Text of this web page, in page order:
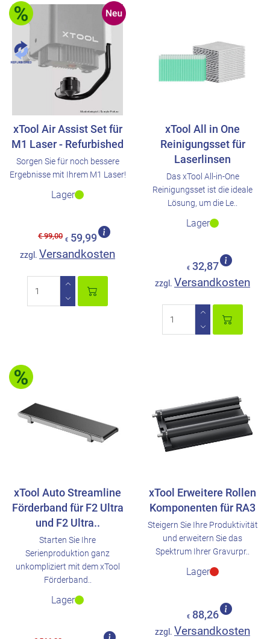
xTool Air Assist Set für
M1 Laser - Refurbished
Sorgen Sie für noch bessere
Ergebnisse mit Ihrem M1 Laser!
Lager
€ 99,00 € 59,99
zzgl. Versandkosten
xTool All in One
Reinigungsset für
Laserlinsen
Das xTool All-in-One
Reinigungsset ist die ideale
Lösung, um die Le..
Lager
€ 32,87
zzgl. Versandkosten
xTool Auto Streamline
Förderband für F2 Ultra
und F2 Ultra..
Starten Sie Ihre
Serienproduktion ganz
unkompliziert mit dem xTool
Förderband..
Lager
xTool Erweitere Rollen
Komponenten für RA3
Steigern Sie Ihre Produktivität
und erweitern Sie das
Spektrum Ihrer Gravurpr..
Lager
€ 88,26
zzgl. Versandkosten